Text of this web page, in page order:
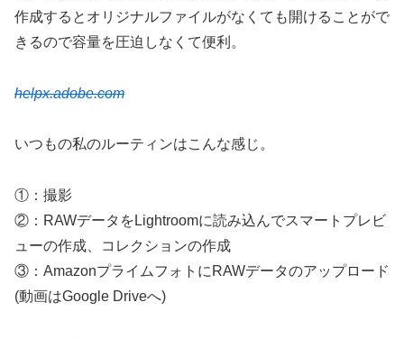
作成するとオリジナルファイルがなくても開けることがで
きるので容量を圧迫しなくて便利。
helpx.adobe.com
いつもの私のルーティンはこんな感じ。
①：撮影
②：RAWデータをLightroomに読み込んでスマートプレビ
ューの作成、コレクションの作成
③：AmazonプライムフォトにRAWデータのアップロード
(動画はGoogle Driveへ)